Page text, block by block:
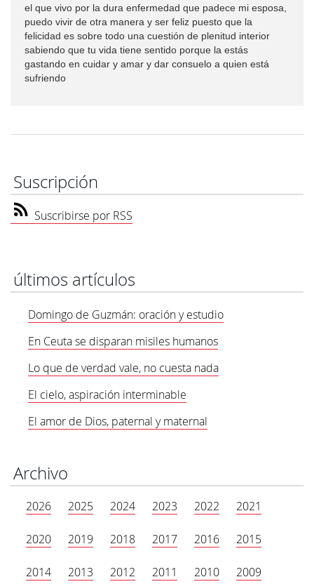
el que vivo por la dura enfermedad que padece mi esposa,
puedo vivir de otra manera y ser feliz puesto que la
felicidad es sobre todo una cuestión de plenitud interior
sabiendo que tu vida tiene sentido porque la estás
gastando en cuidar y amar y dar consuelo a quien está
sufriendo
Suscripción
Suscribirse por RSS
últimos artículos
Domingo de Guzmán: oración y estudio
En Ceuta se disparan misiles humanos
Lo que de verdad vale, no cuesta nada
El cielo, aspiración interminable
El amor de Dios, paternal y maternal
Archivo
2026 2025 2024 2023 2022 2021
2020 2019 2018 2017 2016 2015
2014 2013 2012 2011 2010 2009